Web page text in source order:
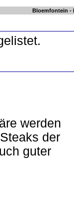
Bloemfontein -
werden
der
guter